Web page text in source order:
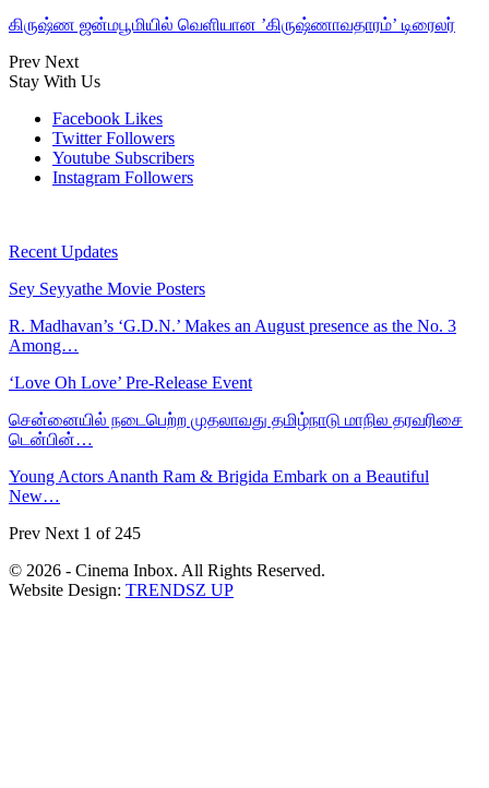
கிருஷ்ண ஜன்மபூமியில் வெளியான ’கிருஷ்ணாவதாரம்’ டிரைலர்
Prev Next
Stay With Us
Facebook Likes
Twitter Followers
Youtube Subscribers
Instagram Followers
Recent Updates
Sey Seyyathe Movie Posters
R. Madhavan’s ‘G.D.N.’ Makes an August presence as the No. 3
Among…
‘Love Oh Love’ Pre-Release Event
சென்னையில் நடைபெற்ற முதலாவது தமிழ்நாடு மாநில தரவரிசை
டென்பின்…
Young Actors Ananth Ram & Brigida Embark on a Beautiful
New…
Prev Next 1 of 245
© 2026 - Cinema Inbox. All Rights Reserved.
Website Design: TRENDSZ UP